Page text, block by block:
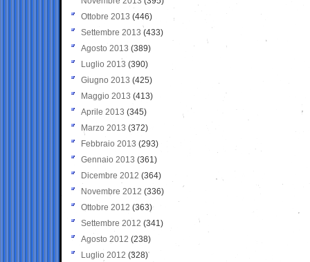
Ottobre 2013 (446)
Settembre 2013 (433)
Agosto 2013 (389)
Luglio 2013 (390)
Giugno 2013 (425)
Maggio 2013 (413)
Aprile 2013 (345)
Marzo 2013 (372)
Febbraio 2013 (293)
Gennaio 2013 (361)
Dicembre 2012 (364)
Novembre 2012 (336)
Ottobre 2012 (363)
Settembre 2012 (341)
Agosto 2012 (238)
Luglio 2012 (328)